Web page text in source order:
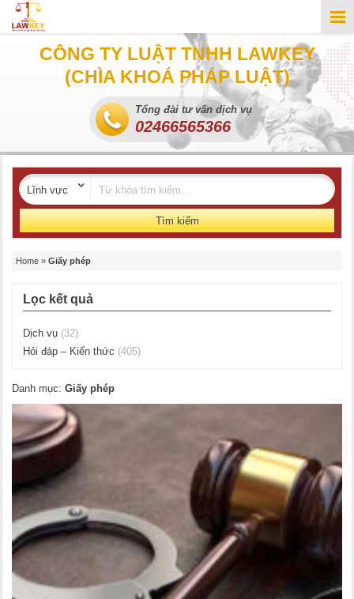
CÔNG TY LUẬT TNHH LAWKEY
(CHÌA KHOÁ PHÁP LUẬT)
Tổng đài tư vấn dịch vụ
02466565366
Tìm kiếm
Home » Giấy phép
Lọc kết quả
Dịch vụ (32)
Hỏi đáp – Kiến thức (405)
Danh mục: Giấy phép